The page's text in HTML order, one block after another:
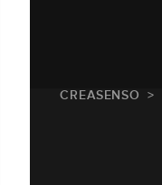
CREASENSO